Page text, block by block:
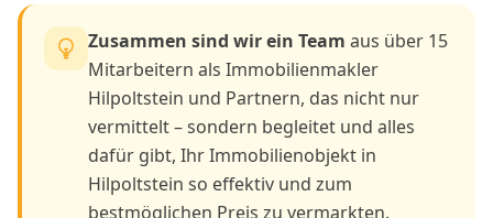
Zusammen sind wir ein Team aus über 15
Mitarbeitern als Immobilienmakler
Hilpoltstein und Partnern, das nicht nur
vermittelt – sondern begleitet und alles
dafür gibt, Ihr Immobilienobjekt in
Hilpoltstein so effektiv und zum
bestmöglichen Preis zu vermarkten.